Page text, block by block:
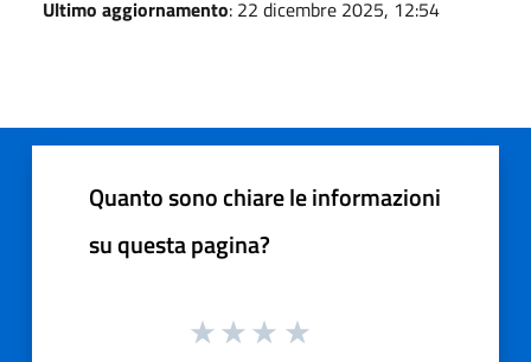
Ultimo aggiornamento: 22 dicembre 2025, 12:54
Quanto sono chiare le informazioni
su questa pagina?